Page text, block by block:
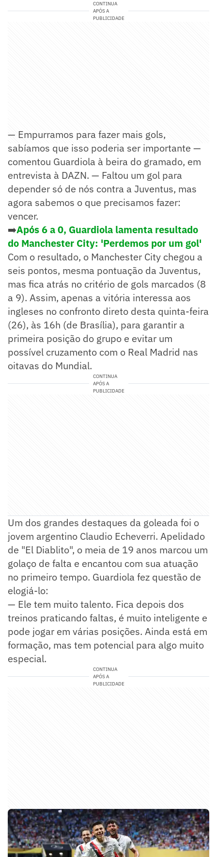
CONTINUA
APÓS A
PUBLICIDADE
— Empurramos para fazer mais gols,
sabíamos que isso poderia ser importante —
comentou Guardiola à beira do gramado, em
entrevista à DAZN. — Faltou um gol para
depender só de nós contra a Juventus, mas
agora sabemos o que precisamos fazer:
vencer.
➡️Após 6 a 0, Guardiola lamenta resultado
do Manchester City: 'Perdemos por um gol'
Com o resultado, o Manchester City chegou a
seis pontos, mesma pontuação da Juventus,
mas fica atrás no critério de gols marcados (8
a 9). Assim, apenas a vitória interessa aos
ingleses no confronto direto desta quinta-feira
(26), às 16h (de Brasília), para garantir a
primeira posição do grupo e evitar um
possível cruzamento com o Real Madrid nas
oitavas do Mundial.
CONTINUA
APÓS A
PUBLICIDADE
Um dos grandes destaques da goleada foi o
jovem argentino Claudio Echeverri. Apelidado
de "El Diablito", o meia de 19 anos marcou um
golaço de falta e encantou com sua atuação
no primeiro tempo. Guardiola fez questão de
elogiá-lo:
— Ele tem muito talento. Fica depois dos
treinos praticando faltas, é muito inteligente e
pode jogar em várias posições. Ainda está em
formação, mas tem potencial para algo muito
especial.
CONTINUA
APÓS A
PUBLICIDADE